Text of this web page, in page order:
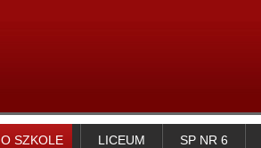
O SZKOLE LICEUM SP NR 6